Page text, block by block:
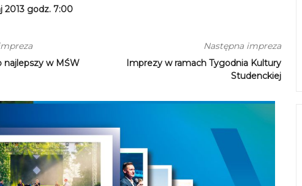
2013 godz. 7:00
najlepszy w MŚW
Następna impreza
Imprezy w ramach Tygodnia Kultury
Studenckiej